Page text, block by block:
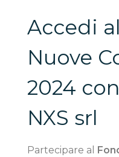
Accedi
Nuove
2024
NXS srl
Partecipare al